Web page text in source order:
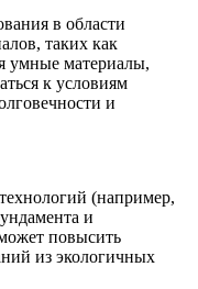
в области
таких как
умные материалы,
к условиям
и
(например,
и
повысить
из экологичных